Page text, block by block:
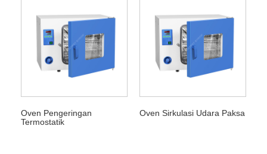
Oven Pengeringan
Termostatik
Oven Sirkulasi Udara Paksa